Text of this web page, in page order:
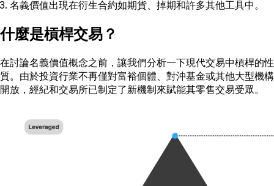
名義價值出現在衍生合約如期貨、掉期和許多其他工具中。
什麼是槓桿交易？
在討論名義價值概念之前，讓我們分析一下現代交易中槓桿的性
質。由於投資行業不再僅對富裕個體、對沖基金或其他大型機構
開放，經紀和交易所已制定了新機制來賦能其零售交易受眾。